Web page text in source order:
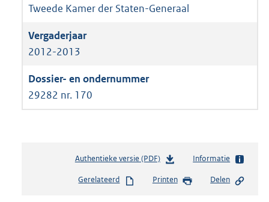
Tweede Kamer der Staten-Generaal
2012-2013
29282 nr. 170
Authentieke versie (PDF)b
s
Informatie
Gerelateerd Printen Delen